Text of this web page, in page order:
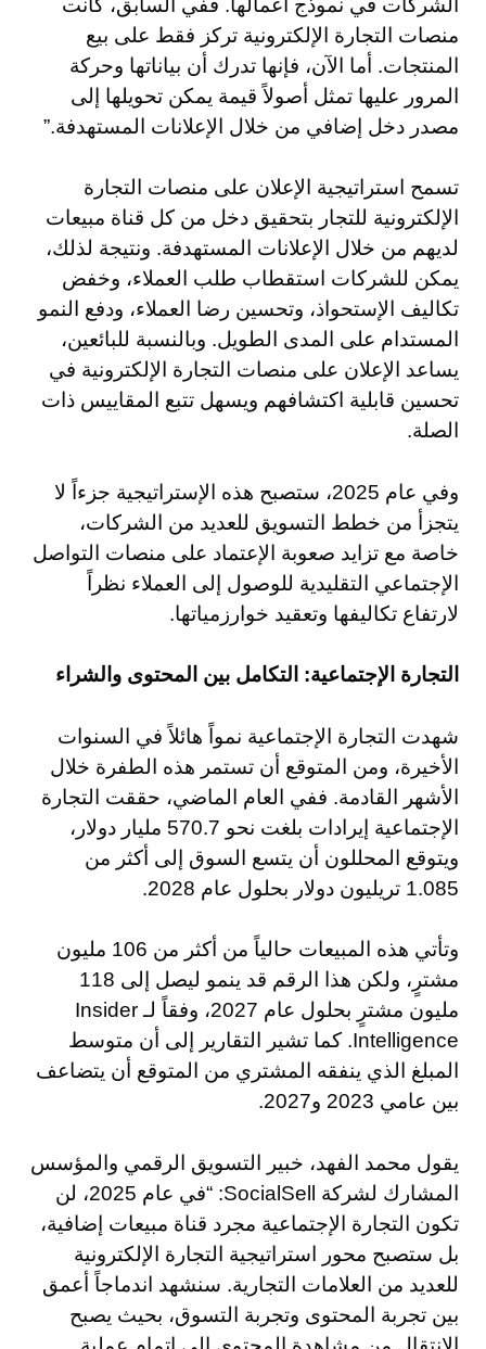
الشركات في نموذج أعمالها. ففي السابق، كانت
منصات التجارة الإلكترونية تركز فقط على بيع
المنتجات. أما الآن، فإنها تدرك أن بياناتها وحركة
المرور عليها تمثل أصولاً قيمة يمكن تحويلها إلى
مصدر دخل إضافي من خلال الإعلانات المستهدفة.”
تسمح استراتيجية الإعلان على منصات التجارة
الإلكترونية للتجار بتحقيق دخل من كل قناة مبيعات
لديهم من خلال الإعلانات المستهدفة. ونتيجة لذلك،
يمكن للشركات استقطاب طلب العملاء، وخفض
تكاليف الإستحواذ، وتحسين رضا العملاء، ودفع النمو
المستدام على المدى الطويل. وبالنسبة للبائعين،
يساعد الإعلان على منصات التجارة الإلكترونية في
تحسين قابلية اكتشافهم ويسهل تتبع المقاييس ذات
الصلة.
وفي عام 2025، ستصبح هذه الإستراتيجية جزءاً لا
يتجزأ من خطط التسويق للعديد من الشركات،
خاصة مع تزايد صعوبة الإعتماد على منصات التواصل
الإجتماعي التقليدية للوصول إلى العملاء نظراً
لارتفاع تكاليفها وتعقيد خوارزمياتها.
التجارة الإجتماعية: التكامل بين المحتوى والشراء
شهدت التجارة الإجتماعية نمواً هائلاً في السنوات
الأخيرة، ومن المتوقع أن تستمر هذه الطفرة خلال
الأشهر القادمة. ففي العام الماضي، حققت التجارة
الإجتماعية إيرادات بلغت نحو 570.7 مليار دولار،
ويتوقع المحللون أن يتسع السوق إلى أكثر من
1.085 تريليون دولار بحلول عام 2028.
وتأتي هذه المبيعات حالياً من أكثر من 106 مليون
مشترٍ، ولكن هذا الرقم قد ينمو ليصل إلى 118
مليون مشترٍ بحلول عام 2027، وفقاً لـ Insider
Intelligence. كما تشير التقارير إلى أن متوسط
المبلغ الذي ينفقه المشتري من المتوقع أن يتضاعف
بين عامي 2023 و2027.
يقول محمد الفهد، خبير التسويق الرقمي والمؤسس
المشارك لشركة SocialSell: “في عام 2025، لن
تكون التجارة الإجتماعية مجرد قناة مبيعات إضافية،
بل ستصبح محور استراتيجية التجارة الإلكترونية
للعديد من العلامات التجارية. سنشهد اندماجاً أعمق
بين تجربة المحتوى وتجربة التسوق، بحيث يصبح